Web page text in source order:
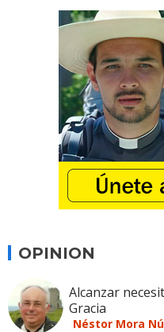
OPINION
Alcanzar
Gracia
Néstor Mora